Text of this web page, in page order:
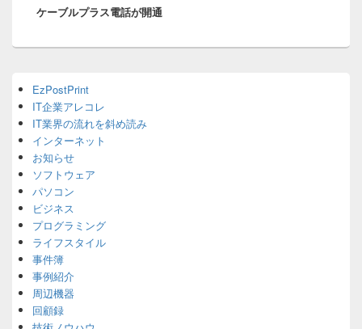
シ
post:
ケーブルプラス電話が開通
Sidebar
Widget
Area
EzPostPrint
IT企業アレコレ
IT業界の流れを斜め読み
インターネット
お知らせ
ソフトウェア
パソコン
ビジネス
プログラミング
ライフスタイル
事件簿
事例紹介
周辺機器
回顧録